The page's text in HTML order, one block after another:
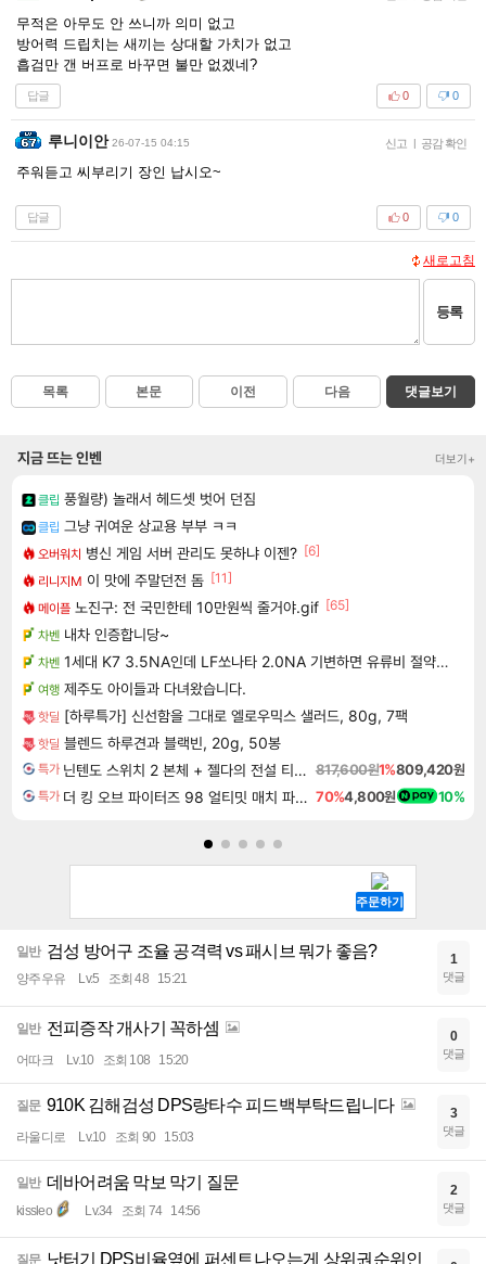
무적은 아무도 안 쓰니까 의미 없고
방어력 드립치는 새끼는 상대할 가치가 없고
흡검만 갠 버프로 바꾸면 불만 없겠네?
답글 0
0
루니이안 26-07-15 04:15 신고 | 공감 확인
주워듣고 씨부리기 장인 납시오~
답글 0
0
새로고침
등록
목록 본문 이전 다음 댓글보기
지금 뜨는 인벤 더보기+
클립 풍월량) 놀래서 헤드셋 벗어 던짐
클립 그냥 귀여운 상교용 부부 ㅋㅋ
오버워치 병신 게임 서버 관리도 못하냐 이젠? [6]
리니지M 이 맛에 주말던전 돔 [11]
메이플 노진구: 전 국민한테 10만원씩 줄거야.gif [65]
차벤 내차 인증합니당~
차벤 1세대 K7 3.5NA인데 LF쏘나타 2.0NA 기변하면 유류비 절약이 얼마나 될까요..?
여행 제주도 아이들과 다녀왔습니다.
핫딜 [하루특가] 신선함을 그대로 엘로우믹스 샐러드, 80g, 7팩
핫딜 블렌드 하루견과 블랙빈, 20g, 50봉
특가 닌텐도 스위치 2 본체 + 젤다의 전설 티어스 오브 더 킹덤 닌텐도 스위치 2 에디션 + 젤다의 전설 브레스 오브 더 와일드 닌텐도 스위치 2 에디션 번들 817,600원1%809,420원
특가 더 킹 오브 파이터즈 98 얼티밋 매치 파이널 에디션 THE KING OF FIGHTERS 98 ULTIMATE MATCH FINAL EDITION 70%4,800원 10%
일반 검성 방어구 조율 공격력 vs 패시브 뭐가 좋음?
양주우유 Lv.5 조회 48 15:21
1
댓글
일반 전피증작 개사기 꼭하셈
어따크 Lv.10 조회 108 15:20
0
댓글
질문 910K 김해검성 DPS랑타수 피드백부탁드립니다
라울디로 Lv.10 조회 90 15:03
3
댓글
일반 데바어려움 막보 막기 질문
kissleo Lv.34 조회 74 14:56
2
댓글
질문 낫터기 DPS비율옆에 퍼센트나오는게 상위권순위인